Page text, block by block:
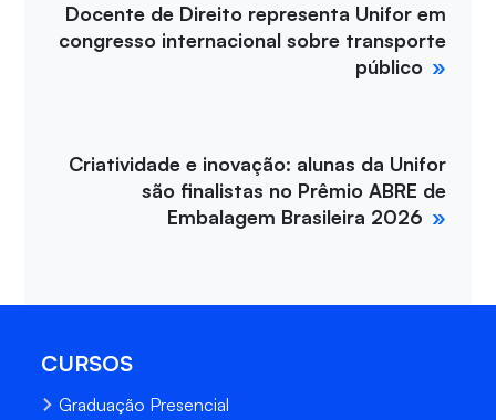
Docente de Direito representa Unifor em
congresso internacional sobre transporte
público
Criatividade e inovação: alunas da Unifor
são finalistas no Prêmio ABRE de
Embalagem Brasileira 2026
CURSOS
Graduação Presencial